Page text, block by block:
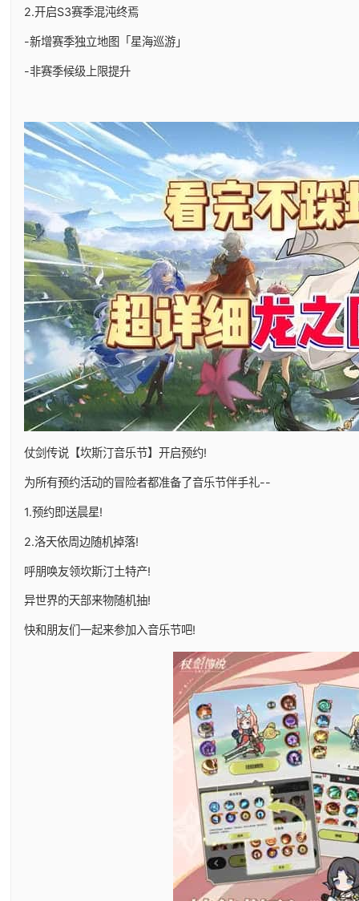
2.开启S3赛季混沌终焉
-新增赛季独立地图「星海巡游」
-非赛季候级上限提升
仗剑传说【坎斯汀音乐节】开启预约!
为所有预约活动的冒险者都准备了音乐节伴手礼--
1.预约即送晨星!
2.洛天依周边随机掉落!
呼朋唤友领坎斯汀土特产!
异世界的天部来物随机抽!
快和朋友们一起来参加入音乐节吧!